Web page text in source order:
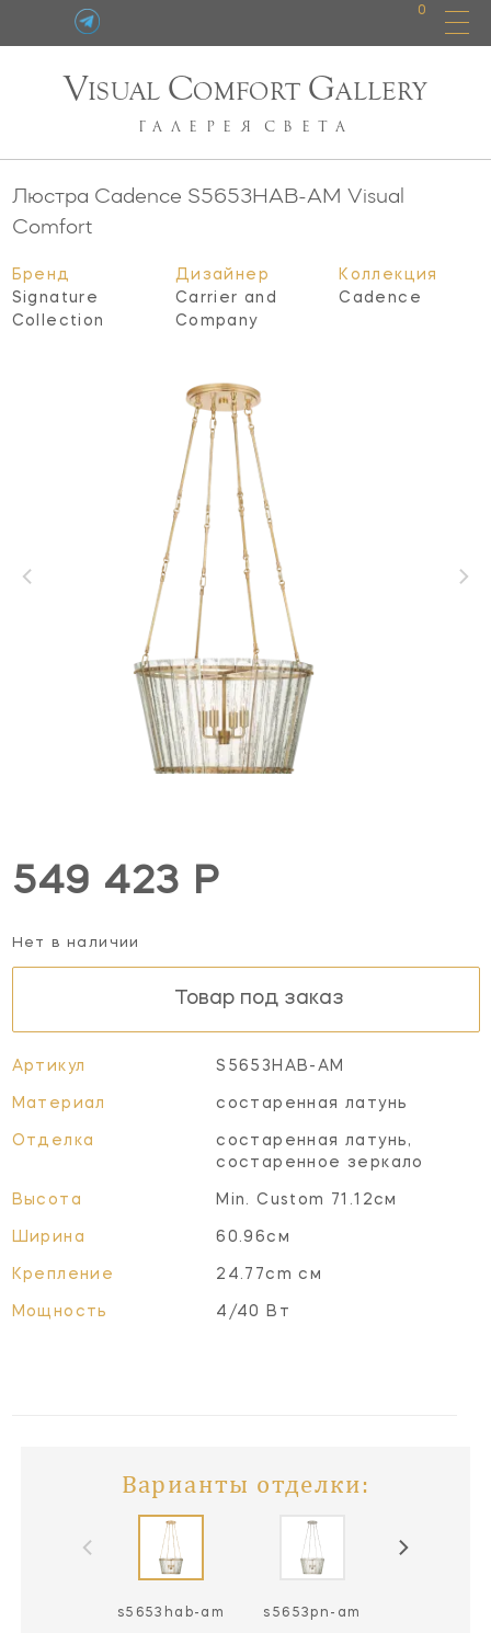
0
VISUAL COMFORT GALLERY
ГАЛЕРЕЯ СВЕТА
Люстра Cadence S5653HAB-AM Visual
Comfort
Бренд
Signature
Collection
Дизайнер
Carrier and
Company
Коллекция
Cadence
549 423 Р
Нет в наличии
Товар под заказ
Артикул S5653HAB-AM
Материал состаренная латунь
Отделка
состаренная латунь,
состаренное зеркало
Высота Min. Custom 71.12см
Ширина 60.96см
Крепление 24.77cm см
Мощность 4/40 Вт
Варианты отделки:
s5653hab-am s5653pn-am